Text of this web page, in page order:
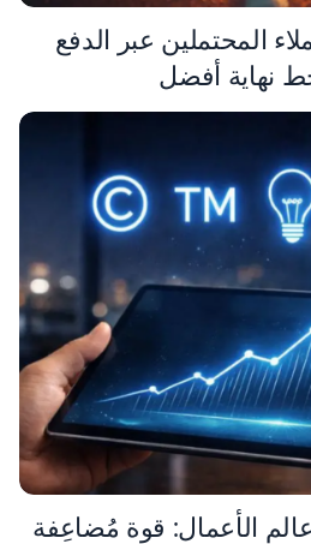
المحتملين عبر الدفع
الأعمال: قوة مُضاعِفة